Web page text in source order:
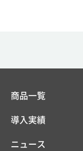
商品一覧
導入実績
ニュース